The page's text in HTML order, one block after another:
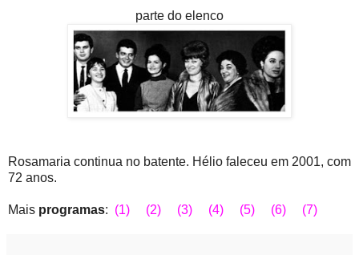
parte do elenco
Rosamaria continua no batente. Hélio faleceu em 2001, com
72 anos.
Mais programas: (1) (2) (3) (4) (5) (6) (7)